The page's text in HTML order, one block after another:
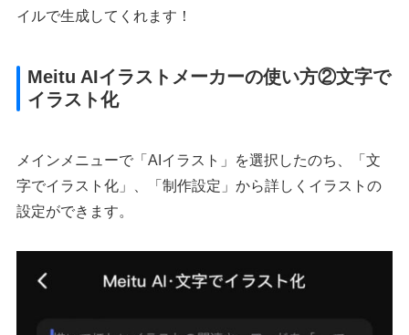
イルで生成してくれます！
Meitu AIイラストメーカーの使い方②文字で
イラスト化
メインメニューで「AIイラスト」を選択したのち、「文
字でイラスト化」、「制作設定」から詳しくイラストの
設定ができます。